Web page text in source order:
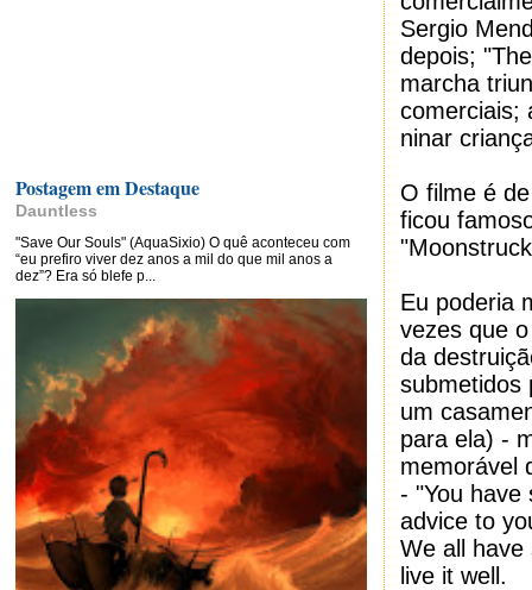
Sergio
depois;
marcha
comerciais;
ninar
O filme é
ficou
Eu poderia
vezes que
da
submetidos
um
para ela) -
memorável
- "You have
advice to
We all
live it well.
Postagem em Destaque
Dauntless
"Save Our Souls" (AquaSixio) O quê aconteceu com
“eu prefiro viver dez anos a mil do que mil anos a
dez”? Era só blefe p...